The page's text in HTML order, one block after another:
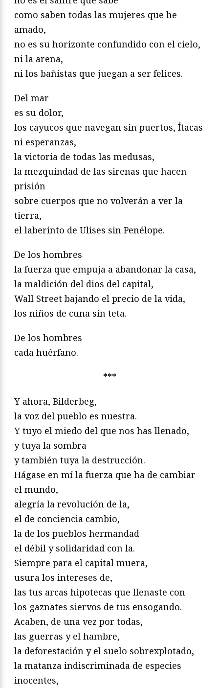
como saben todas las mujeres que he
amado,
no es su horizonte confundido con el cielo,
ni la arena,
ni los bañistas que juegan a ser felices.
Del mar
es su dolor,
los cayucos que navegan sin puertos, Ítacas
ni esperanzas,
la victoria de todas las medusas,
la mezquindad de las sirenas que hacen
prisión
sobre cuerpos que no volverán a ver la
tierra,
el laberinto de Ulises sin Penélope.
De los hombres
la fuerza que empuja a abandonar la casa,
la maldición del dios del capital,
Wall Street bajando el precio de la vida,
los niños de cuna sin teta.
De los hombres
cada huérfano.
***
Y ahora, Bilderbeg,
la voz del pueblo es nuestra.
Y tuyo el miedo del que nos has llenado,
y tuya la sombra
y también tuya la destrucción.
Hágase en mí la fuerza que ha de cambiar
el mundo,
alegría la revolución de la,
el de conciencia cambio,
la de los pueblos hermandad
el débil y solidaridad con la.
Siempre para el capital muera,
usura los intereses de,
las tus arcas hipotecas que llenaste con
los gaznates siervos de tus ensogando.
Acaben, de una vez por todas,
las guerras y el hambre,
la deforestación y el suelo sobrexplotado,
la matanza indiscriminada de especies
inocentes,